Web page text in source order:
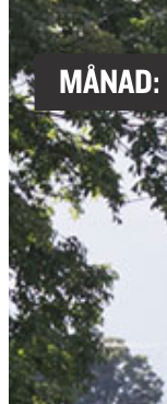
MÅNAD: